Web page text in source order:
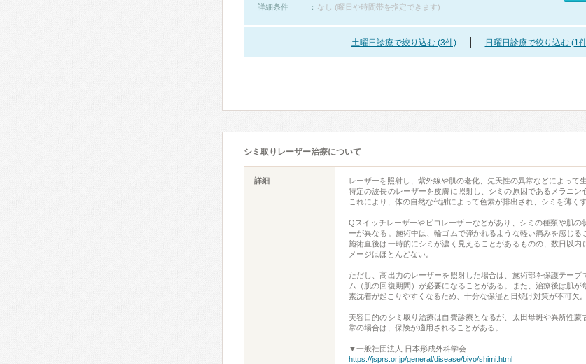
詳細条件
なし (曜日や時間帯を指定できます)
土曜日診療で絞り込む (3件) 日曜日診療で絞り込む (1
シミ取りレーザー治療について
詳細
レーザーを照射し、紫外線や肌の老化、先天性の異常などによって
特定の波長のレーザーを皮膚に照射し、シミの原因であるメラニン
これにより、体の自然な代謝によって色素が排出され、シミを薄く
Qスイッチレーザーやピコレーザーなどがあり、シミの種類や肌の
ーが異なる。施術中は、輪ゴムで弾かれるような軽い痛みを感じる
施術直後は一時的にシミが濃く見えることがあるものの、数日以内
メージはほとんどない。
ただし、高出力のレーザーを照射した場合は、施術部を保護テープ
ム（肌の回復期間）が必要になることがある。また、治療後は肌が
素沈着が起こりやすくなるため、十分な保湿と日焼け対策が不可欠。
美容目的のシミ取り治療は自費診療となるが、太田母斑や異所性蒙
常の場合は、保険が適用されることがある。
▼一般社団法人 日本形成外科学会
https://jsprs.or.jp/general/disease/biyo/shimi.html